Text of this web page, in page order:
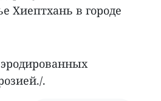
Хиептхань в городе
.